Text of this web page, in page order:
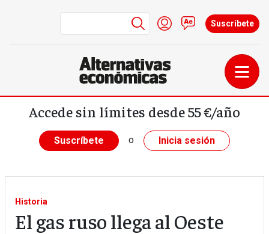
Pasar al contenido principal
Menú de cuenta de
Iniciar sesión
Contacto
Suscríbete
Accede sin límites desde 55 €/año
Suscríbete o Inicia sesión
Historia
El gas ruso llega al Oeste